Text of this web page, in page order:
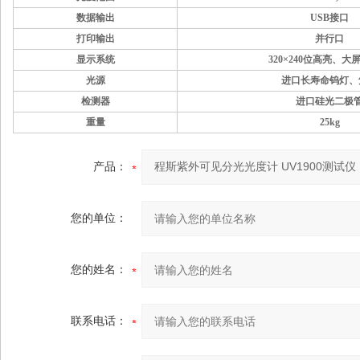
数据输出
USB接口
打印输出
并行口
显示系统
320×240位高亮、大
光源
进口长寿命钨灯
检测器
进口硅光二极
重量
25kg
产品：
您的单位：
您的姓名：
联系电话：